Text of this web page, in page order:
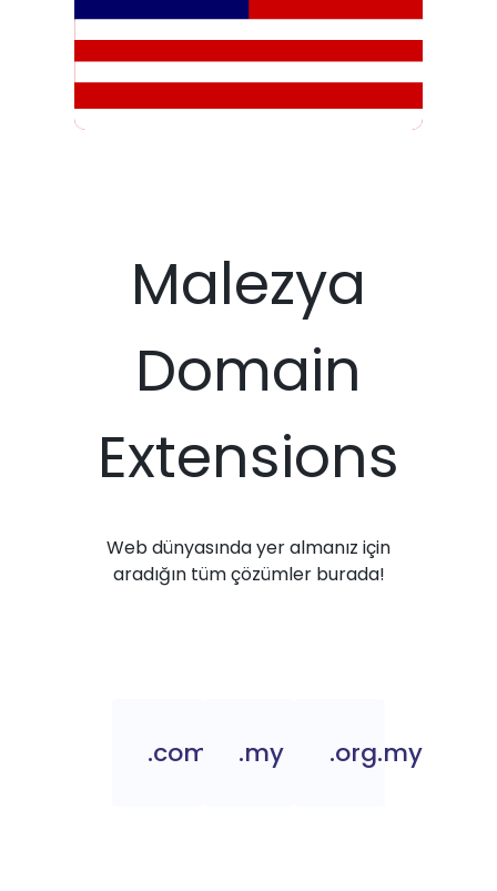
Malezya
Domain
Extensions
Web dünyasında yer almanız için
aradığın tüm çözümler burada!
.com.my.my .org.my